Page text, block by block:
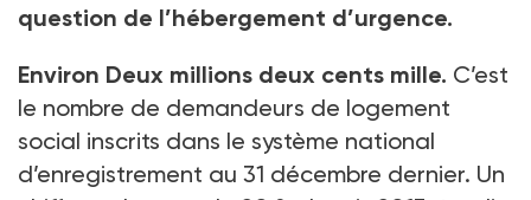
question de l’hébergement d’urgence.
Environ Deux millions deux cents mille. C’est
le nombre de demandeurs de logement
social inscrits dans le système national
d’enregistrement au 31 décembre dernier. Un